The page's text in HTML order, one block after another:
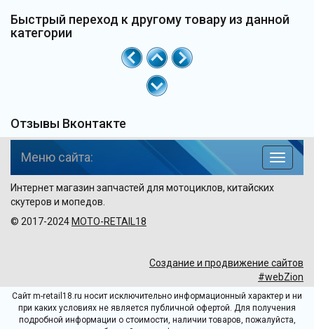
Быстрый переход к другому товару из данной
категории
Отзывы Вконтакте
по
Меню сайта:
Интернет магазин запчастей для мотоциклов, китайских
скутеров и мопедов.
© 2017-2024 MOTO-RETAIL18
Создание и продвижение сайтов
#webZion
Сайт m-retail18.ru носит исключительно информационный характер и ни
при каких условиях не является публичной офертой. Для получения
подробной информации о стоимости, наличии товаров, пожалуйста,